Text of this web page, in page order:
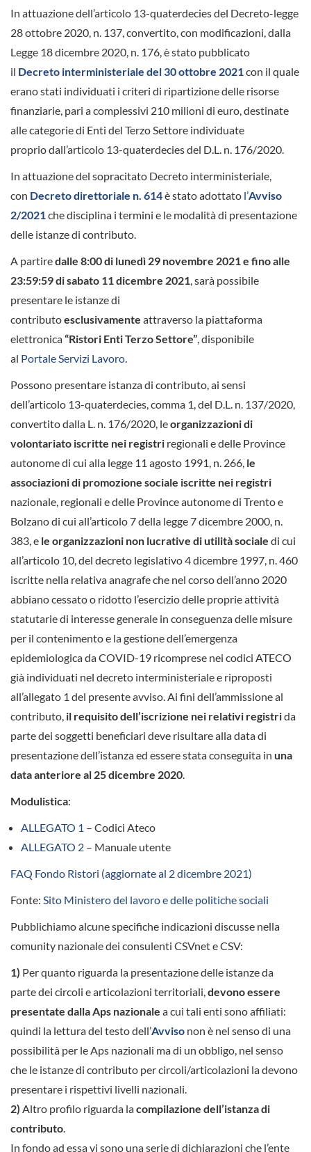
In attuazione dell’articolo 13-quaterdecies del Decreto-legge
28 ottobre 2020, n. 137, convertito, con modificazioni, dalla
Legge 18 dicembre 2020, n. 176, è stato pubblicato
il Decreto interministeriale del 30 ottobre 2021 con il quale
erano stati individuati i criteri di ripartizione delle risorse
finanziarie, pari a complessivi 210 milioni di euro, destinate
alle categorie di Enti del Terzo Settore individuate
proprio dall’articolo 13-quaterdecies del D.L. n. 176/2020.
In attuazione del sopracitato Decreto interministeriale,
con Decreto direttoriale n. 614è stato adottato l’Avviso
2/2021 che disciplina i termini e le modalità di presentazione
delle istanze di contributo.
A partiredalle 8:00 di lunedì 29 novembre 2021 e fino alle
23:59:59 di sabato 11 dicembre 2021 , sarà possibile
presentare le istanze di
contributoesclusivamente attraverso la piattaforma
elettronica“Ristori Enti Terzo Settore” , disponibile
al Portale Servizi Lavoro
Possono presentare istanza di contributo, ai sensi
dell’articolo 13-quaterdecies, comma 1, del D.L. n. 137/2020,
convertito dalla L. n. 176/2020, leorganizzazioni di
volontariato iscritte nei registri regionali e delle Province
autonome di cui alla legge 11 agosto 1991, n. 266, le
associazioni di promozione sociale iscritte nei registri
nazionale, regionali e delle Province autonome di Trento e
Bolzano di cui all’articolo 7 della legge 7 dicembre 2000, n.
383, e le organizzazioni non lucrative di utilità sociale di cui
all’articolo 10, del decreto legislativo 4 dicembre 1997, n. 460
iscritte nella relativa anagrafe che nel corso dell’anno 2020
abbiano cessato o ridotto l’esercizio delle proprie attività
statutarie di interesse generale in conseguenza delle misure
per il contenimento e la gestione dell’emergenza
epidemiologica da COVID-19 ricomprese nei codici ATECO
già individuati nel decreto interministeriale e riproposti
all’allegato 1 del presente avviso. Ai fini dell’ammissione al
contributo, il requisito dell’iscrizione nei relativi registrida
parte dei soggetti beneficiari deve risultare alla data di
presentazione dell’istanza ed essere stata conseguita in una
data anteriore al 25 dicembre 2020
Modulistica:
ALLEGATO 1 – Codici Ateco
ALLEGATO 2 – Manuale utente
FAQ Fondo Ristori (aggiornate al 2 dicembre 2021)
Fonte: Sito Ministero del lavoro e delle politiche sociali
Pubblichiamo alcune specifiche indicazioni discusse nella
comunity nazionale dei consulenti CSVnet e CSV:
1) Per quanto riguarda la presentazione delle istanze da
parte dei circoli e articolazioni territoriali, devonoessere
presentate dalla Aps nazionale a cui tali enti sono affiliati:
quindi la lettura del testo dell’Avviso non è nel senso di una
possibilità per le Aps nazionali ma di un obbligo, nel senso
che le istanze di contributo per circoli/articolazioni la devono
presentare i rispettivi livelli nazionali.
2) Altro profilo riguarda lacompilazione dell’istanza di
contributo
In fondo ad essa vi sono una serie di dichiarazioni che l’ente